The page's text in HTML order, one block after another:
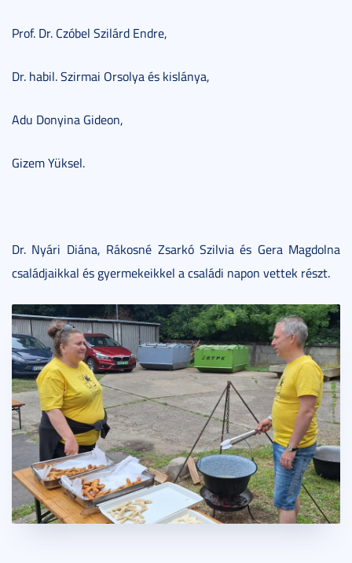
Prof. Dr. Czóbel Szilárd Endre,
Dr. habil. Szirmai Orsolya és kislánya,
Adu Donyina Gideon,
Gizem Yüksel.
Dr. Nyári Diána, Rákosné Zsarkó Szilvia és Gera Magdolna
családjaikkal és gyermekeikkel a családi napon vettek részt.